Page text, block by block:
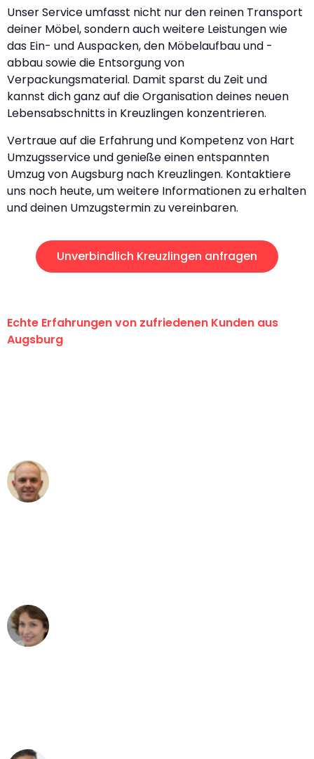
Unser Service umfasst nicht nur den reinen Transport
deiner Möbel, sondern auch weitere Leistungen wie
das Ein- und Auspacken, den Möbelaufbau und -
abbau sowie die Entsorgung von
Verpackungsmaterial. Damit sparst du Zeit und
kannst dich ganz auf die Organisation deines neuen
Lebensabschnitts in Kreuzlingen konzentrieren.
Vertraue auf die Erfahrung und Kompetenz von Hart
Umzugsservice und genieße einen entspannten
Umzug von Augsburg nach Kreuzlingen. Kontaktiere
uns noch heute, um weitere Informationen zu erhalten
und deinen Umzugstermin zu vereinbaren.
Unverbindlich Kreuzlingen anfragen
Echte Erfahrungen von zufriedenen Kunden aus
Augsburg